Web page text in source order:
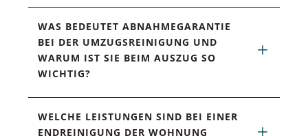
WAS BEDEUTET ABNAHMEGARANTIE
BEI DER UMZUGSREINIGUNG UND
WARUM IST SIE BEIM AUSZUG SO
WICHTIG?
WELCHE LEISTUNGEN SIND BEI EINER
ENDREINIGUNG DER WOHNUNG